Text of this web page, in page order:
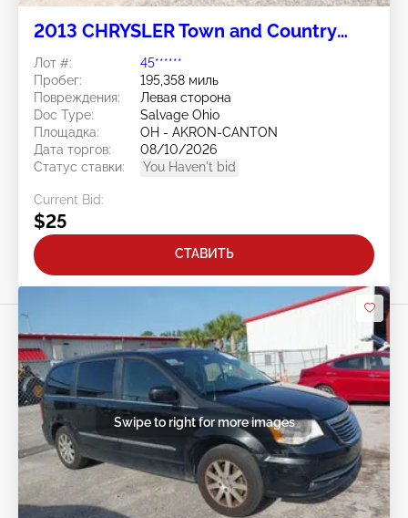
2013 CHRYSLER Town and Country
Лот #:
45******
Пробег:
195,358 миль
Повреждения:
Левая сторона
Doc Type:
Salvage Ohio
Площадка:
OH - AKRON-CANTON
Дата торгов:
08/10/2026
Статус ставки:
You Haven't bid
Current Bid:
$25
СТАВИТЬ
Swipe to right for more images